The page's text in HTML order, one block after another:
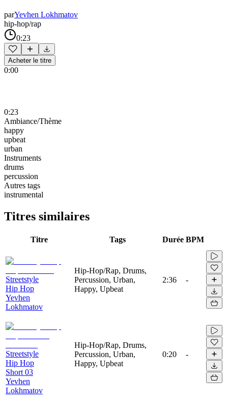
parYevhen Lokhmatov
hip-hop/rap
0:23
Acheter le titre
0:00
0:23
Ambiance/Thème
happy
upbeat
urban
Instruments
drums
percussion
Autres tags
instrumental
Titres similaires
Titre Tags Durée BPM
Streetstyle
Hip Hop
Yevhen
Lokhmatov
Hip-Hop/Rap, Drums,
Percussion, Urban,
Happy, Upbeat
2:36 -
Streetstyle
Hip Hop
Short 03
Yevhen
Lokhmatov
Hip-Hop/Rap, Drums,
Percussion, Urban,
Happy, Upbeat
0:20 -